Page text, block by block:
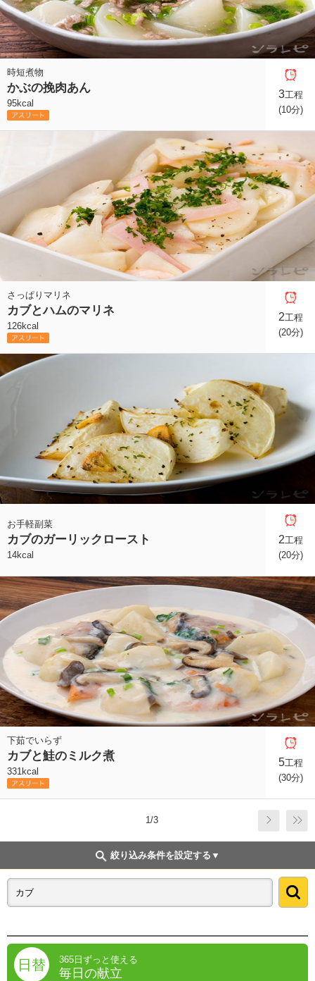
時短煮物
かぶの挽肉あん
95kcal
3工程
(10分)
さっぱりマリネ
カブとハムのマリネ
126kcal
2工程
(20分)
お手軽副菜
カブのガーリックロースト
14kcal
2工程
(20分)
下茹でいらず
カブと鮭のミルク煮
331kcal
5工程
(30分)
1/3
絞り込み条件を設定する
日替 365日ずっと使える
毎日の献立